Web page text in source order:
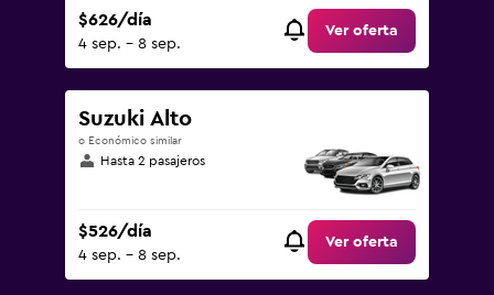
$626/día
4 sep. - 8 sep.
Ver oferta
Suzuki Alto
o Económico similar
Hasta 2 pasajeros
$526/día
4 sep. - 8 sep.
Ver oferta